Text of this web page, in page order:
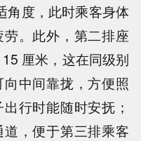
角度，此时乘客身体
。此外，第二排座
厘米，这在同级别
中间靠拢，方便照
行时能随时安抚；
，便于第三排乘客